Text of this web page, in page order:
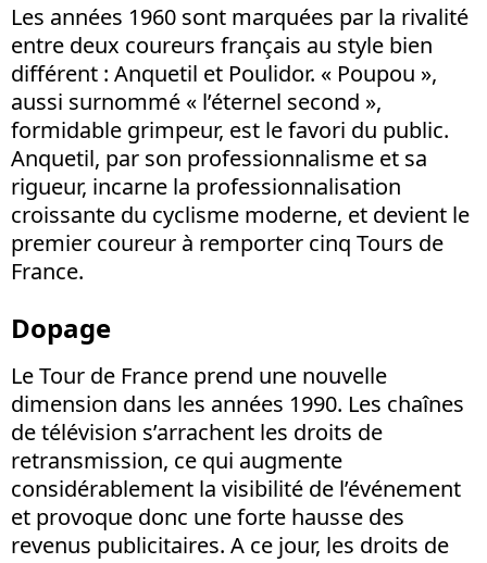
Les années 1960 sont marquées par la rivalité
entre deux coureurs français au style bien
différent : Anquetil et Poulidor. « Poupou »,
aussi surnommé « l’éternel second »,
formidable grimpeur, est le favori du public.
Anquetil, par son professionnalisme et sa
rigueur, incarne la professionnalisation
croissante du cyclisme moderne, et devient le
premier coureur à remporter cinq Tours de
France.
Dopage
Le Tour de France prend une nouvelle
dimension dans les années 1990. Les chaînes
de télévision s’arrachent les droits de
retransmission, ce qui augmente
considérablement la visibilité de l’événement
et provoque donc une forte hausse des
revenus publicitaires. A ce jour, les droits de